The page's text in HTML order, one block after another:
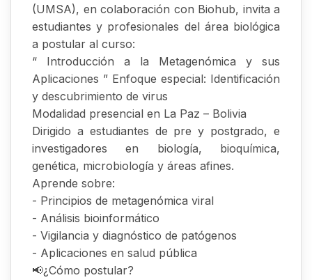
(UMSA), en colaboración con Biohub, invita a
estudiantes y profesionales del área biológica
a postular al curso:
“ Introducción a la Metagenómica y sus
Aplicaciones ” Enfoque especial: Identificación
y descubrimiento de virus
Modalidad presencial en La Paz – Bolivia
Dirigido a estudiantes de pre y postgrado, e
investigadores en biología, bioquímica,
genética, microbiología y áreas afines.
Aprende sobre:
- Principios de metagenómica viral
- Análisis bioinformático
- Vigilancia y diagnóstico de patógenos
- Aplicaciones en salud pública
📢¿Cómo postular?